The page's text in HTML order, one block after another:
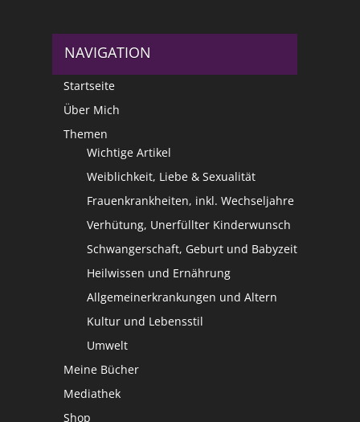
NAVIGATION
Startseite
Über Mich
Themen
Wichtige Artikel
Weiblichkeit, Liebe & Sexualität
Frauenkrankheiten, inkl. Wechseljahre
Verhütung, Unerfüllter Kinderwunsch
Schwangerschaft, Geburt und Babyzeit
Heilwissen und Ernährung
Allgemeinerkrankungen und Altern
Kultur und Lebensstil
Umwelt
Meine Bücher
Mediathek
Shop